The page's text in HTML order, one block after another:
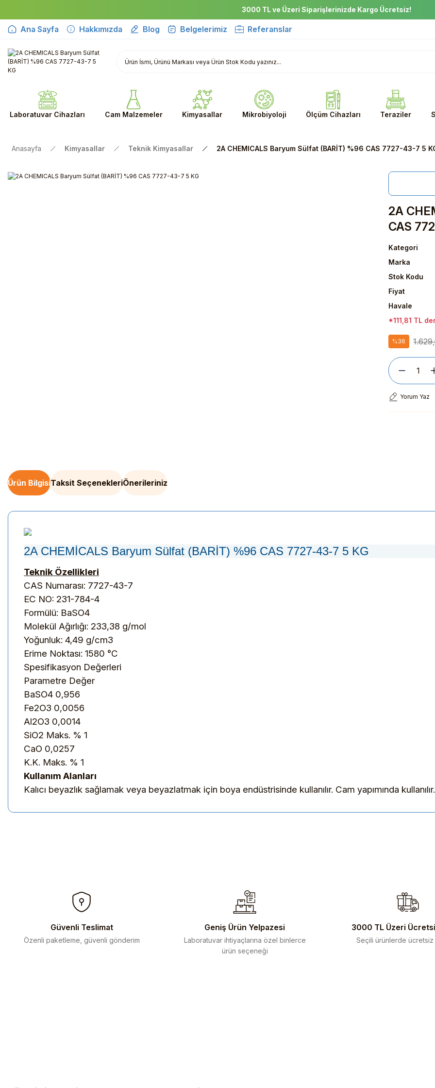
3000 TL ve Üzeri Siparişlerinizde Kargo Ücretsiz!
Ana Sayfa Hakkımızda Blog Belgelerimiz Referanslar
Laboratuvar Cihazları Cam Malzemeler Kimyasallar Mikrobiyoloji Ölçüm Cihazları Teraziler
Anasayfa Kimyasallar Teknik Kimyasallar 2A CHEMICALS Baryum Sülfat (BARİT) %96 CAS 7727-43-7 5
2A
CAS
Kategori
Marka
Stok Kodu
Fiyat
Havale
*111,81 TL
%36
Yorum Yaz
Ürün BilgisiTaksit SeçenekleriÖnerileriniz
2A CHEMİCALS Baryum Sülfat (BARİT) %96 CAS 7727-43-7 5 KG
Teknik Özellikleri
CAS Numarası: 7727-43-7
EC NO: 231-784-4
Formülü: BaSO4
Molekül Ağırlığı: 233,38 g/mol
Yoğunluk: 4,49 g/cm3
Erime Noktası: 1580 °C
Spesifikasyon Değerleri
Parametre Değer
BaSO4 0,956
Fe2O3 0,0056
Al2O3 0,0014
SiO2 Maks. % 1
CaO 0,0257
K.K. Maks. % 1
Kullanım Alanları
Kalıcı beyazlık sağlamak veya beyazlatmak için boya endüstrisinde kullanılır. Cam yapımında kullanılır.
Ürün bilgilerinde hatalar bulunuyor.
Ürün fiyatı diğer sitelerden daha pahalı.
Güvenli Teslimat
Özenli paketleme, güvenli gönderim
Geniş Ürün Yelpazesi
Laboratuvar ihtiyaçlarına özel binlerce
ürün seçeneği
3000 TL Üzeri
Seçili ürünlerde ücretsiz